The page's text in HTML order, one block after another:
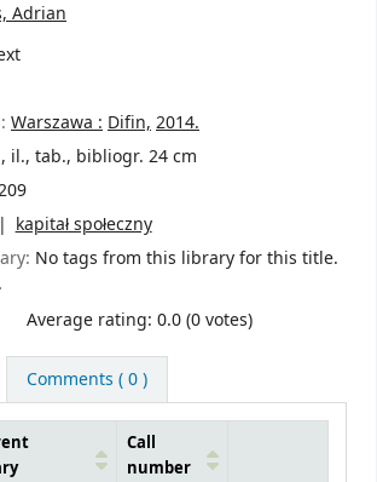
Adrian
Warszawa :Difin,2014.
il., tab., bibliogr. 24 cm
kapitał społeczny
No tags from this library for this title.
Average rating: 0.0 (0 votes)
Comments ( 0 )
Call
number